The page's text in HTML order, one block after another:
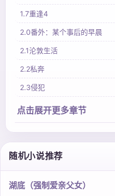
1.7重逢4
2.0番外：某个事后的早晨
2.1沦敦生活
2.2私奔
2.3侵犯
点击展开更多章节
随机小说推荐
湖底（强制爱亲父女）